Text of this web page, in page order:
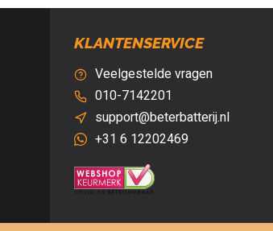
KLANTENSERVICE
Veelgestelde vragen
010-7142201
support@beterbatterij.nl
+31 6 12202469